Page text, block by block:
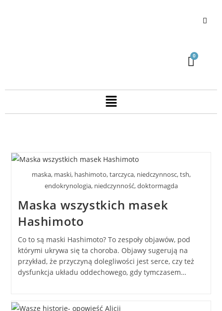
maska, maski, hashimoto, tarczyca, niedczynnosc, tsh,
endokrynologia, niedczynność, doktormagda
Maska wszystkich masek
Hashimoto
Co to są maski Hashimoto? To zespoły objawów, pod
którymi ukrywa się ta choroba. Objawy sugerują na
przykład, że przyczyną dolegliwości jest serce, czy też
dysfunkcja układu oddechowego, gdy tymczasem…